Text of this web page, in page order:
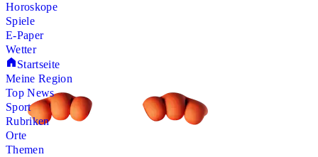
Horoskope
Spiele
E-Paper
Wetter
Startseite
Meine Region
Top News
Sport
Rubriken
Orte
Themen